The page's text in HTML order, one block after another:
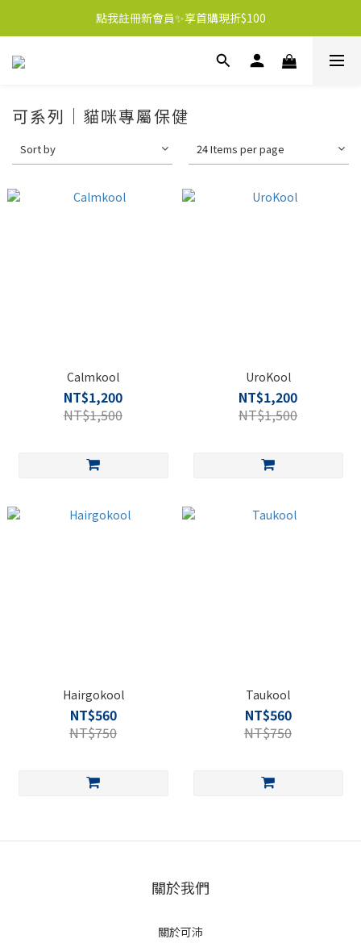
點我註冊新會員✨享首購現折$100
可系列｜貓咪專屬保健
Sort by 24 Items per page
Calmkool
NT$1,200
NT$1,500
UroKool
NT$1,200
NT$1,500
Hairgokool
NT$560
NT$750
Taukool
NT$560
NT$750
關於我們
關於可沛